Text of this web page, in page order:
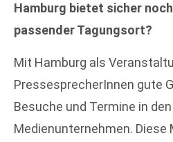
Hamburg bietet sicher
passender Tagungsort?
Mit Hamburg als
PressesprecherInnen gute
Besuche und Termine in
Medienunternehmen. Diese